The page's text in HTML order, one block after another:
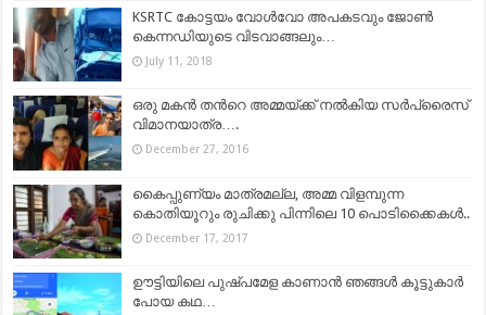
KSRTC കോട്ടയം വോൾവോ അപകടവും ജോൺ
കെന്നഡിയുടെ വിടവാങ്ങലും…
July 11, 2018
ഒരു മകൻ തന്‍റെ അമ്മയ്ക്ക് നൽകിയ സർപ്രൈസ്
വിമാനയാത്ര….
December 27, 2016
കൈപ്പുണ്യം മാത്രമല്ല, അമ്മ വിളമ്പുന്ന
കൊതിയൂറും രുചിക്കു പിന്നിലെ 10 പൊടിക്കൈകൾ..
December 17, 2017
ഊട്ടിയിലെ പുഷ്പമേള കാണാൻ ഞങ്ങൾ കൂട്ടുകാർ
പോയ കഥ…